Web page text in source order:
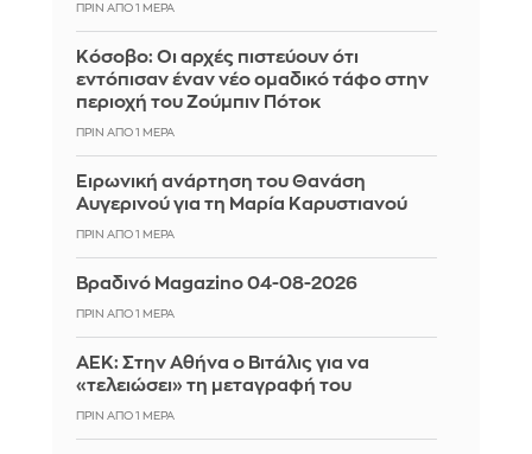
ΠΡΙΝ ΑΠΌ 1 ΜΈΡΑ
Κόσοβο: Οι αρχές πιστεύουν ότι
εντόπισαν έναν νέο ομαδικό τάφο στην
περιοχή του Ζούμπιν Πότοκ
ΠΡΙΝ ΑΠΌ 1 ΜΈΡΑ
Ειρωνική ανάρτηση του Θανάση
Αυγερινού για τη Μαρία Καρυστιανού
ΠΡΙΝ ΑΠΌ 1 ΜΈΡΑ
Βραδινό Magazino 04-08-2026
ΠΡΙΝ ΑΠΌ 1 ΜΈΡΑ
ΑΕΚ: Στην Αθήνα ο Βιτάλις για να
«τελειώσει» τη μεταγραφή του
ΠΡΙΝ ΑΠΌ 1 ΜΈΡΑ